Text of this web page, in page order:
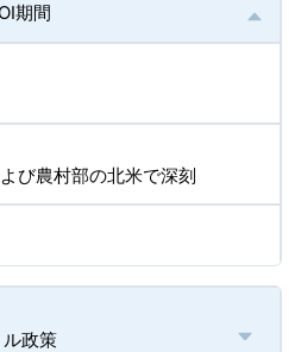
期間
び農村部の北米で深刻
政策